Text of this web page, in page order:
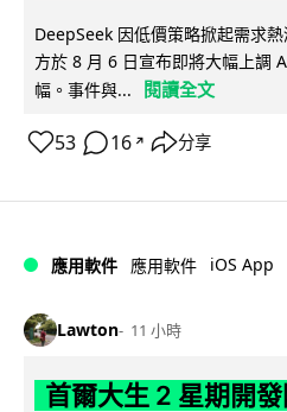
DeepSeek 因低價策略掀起需求
方於 8 月 6 日宣布即將大幅上調
幅。事件與...
閱讀全文
53 16 ↗ 分享
應用軟件 應用軟件 iOS App
Lawton 11 小時
首爾大生 2 星期開